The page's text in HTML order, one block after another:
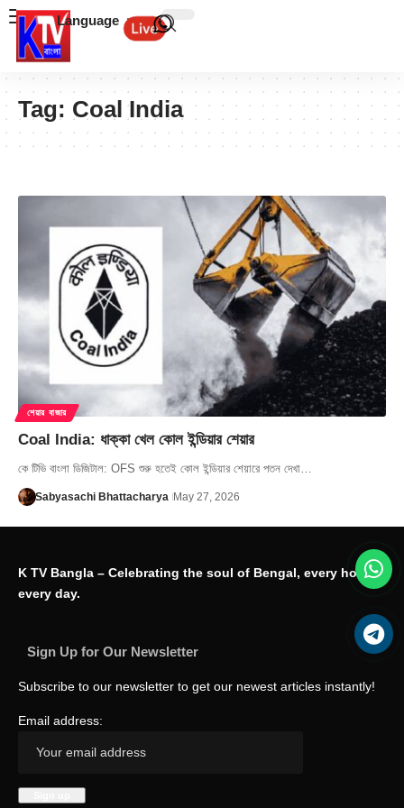
Language
Tag: Coal India
শেয়ার বাজার
Coal India: ধাক্কা খেল কোল ইন্ডিয়ার শেয়ার
কে টিভি বাংলা ডিজিটাল: OFS শুরু হতেই কোল ইন্ডিয়ার শেয়ারে পতন দেখা…
Sabyasachi Bhattacharya May 27, 2026
K TV Bangla – Celebrating the soul of Bengal, every hour,
every day.
Sign Up for Our Newsletter
Subscribe to our newsletter to get our newest articles instantly!
Email address: